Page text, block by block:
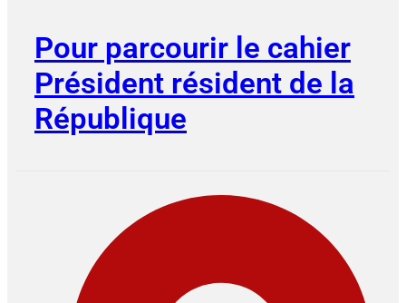
Pour parcourir le cahier
Président résident de la
République